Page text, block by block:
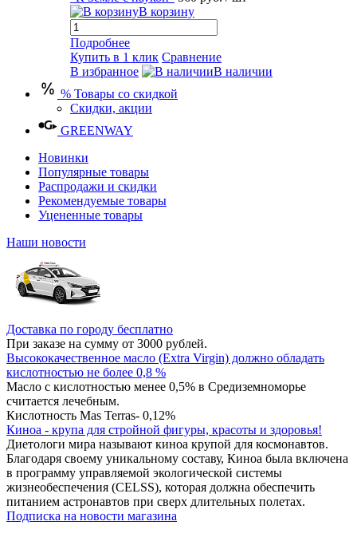
В корзину
Подробнее
Купить в 1 клик Сравнение
В избранное
В наличии
% Товары со скидкой
Скидки, акции
GREENWAY
Новинки
Популярные товары
Распродажи и скидки
Рекомендуемые товары
Уцененные товары
Наши новости
Доставка по городу бесплатно
При заказе на сумму от 3000 рублей.
Высококачественное масло (Extra Virgin) должно обладать
кислотностью не более 0,8 %
Масло с кислотностью менее 0,5% в Средиземноморье
считается лечебным.
Кислотность Mas Terras- 0,12%
Киноа - крупа для стройной фигуры, красоты и здоровья!
Диетологи мира называют киноа крупой для космонавтов.
Благодаря своему уникальному составу, Киноа была включена
в программу управляемой экологической системы
жизнеобеспечения (CELSS), которая должна обеспечить
питанием астронавтов при сверх длительных полетах.
Подписка на новости магазина